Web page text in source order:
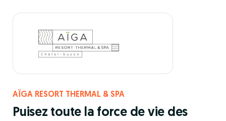
AÏGA RESORT THERMAL & SPA
Puisez toute la force de vie des